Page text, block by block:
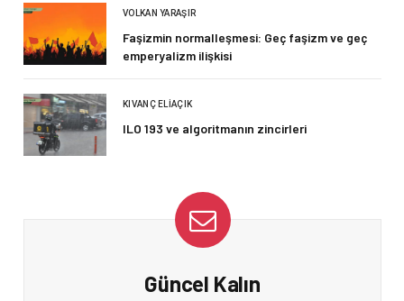
VOLKAN YARAŞIR
Faşizmin normalleşmesi: Geç faşizm ve geç
emperyalizm ilişkisi
KIVANÇ ELIAÇIK
ILO 193 ve algoritmanın zincirleri
Güncel Kalın